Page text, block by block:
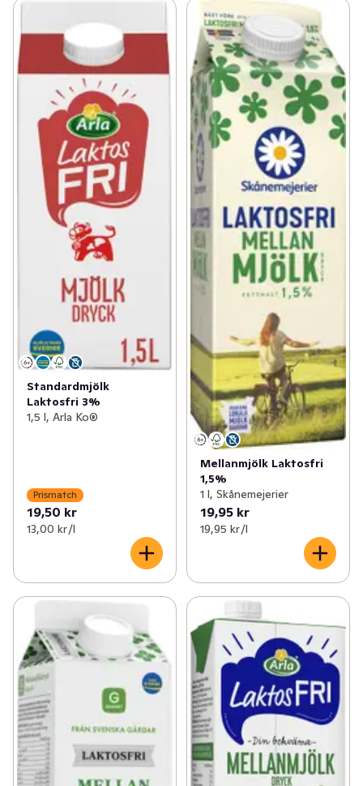
Standardmjölk
Laktosfri 3%
1,5 l, Arla Ko®
Prismatch
19,50 kr
13,00 kr /l
Mellanmjölk Laktosfri
1,5%
1 l, Skånemejerier
19,95 kr
19,95 kr /l